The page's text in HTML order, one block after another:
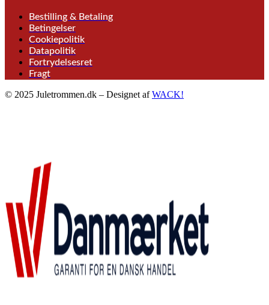
Bestilling & Betaling
Betingelser
Cookiepolitik
Datapolitik
Fortrydelsesret
Fragt
© 2025 Juletrommen.dk – Designet afWACK!